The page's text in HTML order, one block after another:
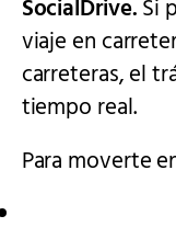
SocialDrive.Si
viaje en
carreteras, el
tiempo real.
Para moverte